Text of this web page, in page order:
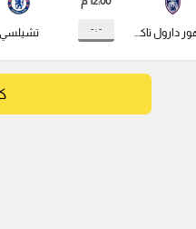
جوهور دارول تاكزيم - : - تشيلسي